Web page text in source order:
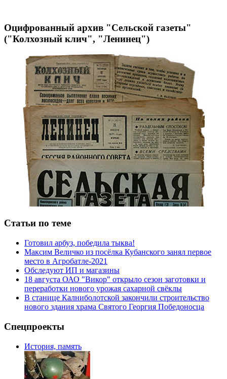
Оцифрованный архив "Сельской газеты"
("Колхозный клич", "Ленинец")
Статьи по теме
Готовил арбуз, победила тыква!
Максим Величко из посёлка Кубанского занял первое
место в Агробатле-2021
Обследуют ИП и магазины
18 августа ОАО "Викор" открыло сезон заготовки и
переработки нового урожая сахарной свёклы
В станице Калниболотской закончили строительство
нового здания храма Святого Георгия Победоносца
Спецпроекты
История, память